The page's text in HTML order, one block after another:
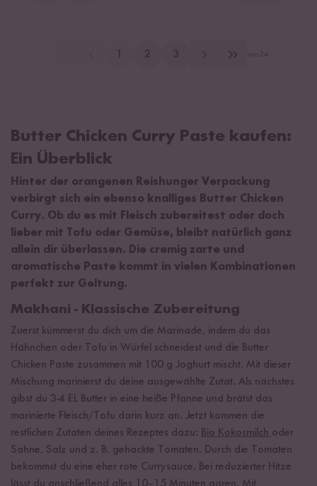
1 2 3
Butter Chicken Curry Paste kaufen:
Ein Überblick
Hinter der orangenen Reishunger Verpackung
verbirgt sich ein ebenso knalliges Butter Chicken
Curry. Ob du es mit Fleisch zubereitest oder doch
lieber mit Tofu oder Gemüse, bleibt natürlich ganz
allein dir überlassen. Die cremig zarte und
aromatische Paste kommt in vielen Kombinationen
perfekt zur Geltung.
Makhani - Klassische Zubereitung
Zuerst kümmerst du dich um die Marinade, indem du das
Hähnchen oder Tofu in Würfel schneidest und die Butter
Chicken Paste zusammen mit 100 g Joghurt mischt. Mit dieser
Mischung marinierst du deine ausgewählte Zutat. Als nächstes
gibst du 3-4 EL Butter in eine heiße Pfanne und brätst das
marinierte Fleisch/Tofu darin kurz an. Jetzt kommen die
restlichen Zutaten deines Rezeptes dazu: Bio Kokosmilch oder
Sahne, Salz und z. B. gehackte Tomaten. Durch die Tomaten
bekommst du eine eher rote Currysauce. Bei reduzierter Hitze
lässt du anschließend alles 10–15 Minuten garen. Mit